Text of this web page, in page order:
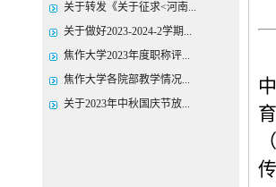
关于转发《关于征求<河南...
关于做好2023-2024-2学期...
焦作大学2023年度职称评...
焦作大学各院部教学情况...
关于2023年中秋国庆节放...
（